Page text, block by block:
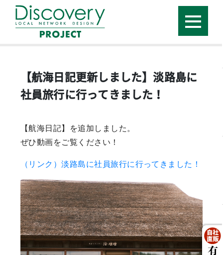
【航海日記更新しました】淡路島に
社員旅行に行ってきました！
【航海日記】を追加しました。
ぜひ動画をご覧ください！
（リンク）淡路島に社員旅行に行ってきました！